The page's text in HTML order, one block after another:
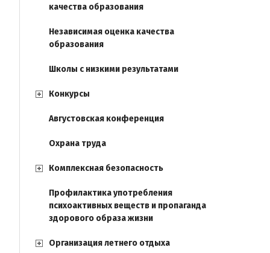
качества образования
Независимая оценка качества
образования
Школы с низкими результатами
Конкурсы
Августовская конференция
Охрана труда
Комплексная безопасность
Профилактика употребления
психоактивных веществ и пропаганда
здорового образа жизни
Организация летнего отдыха